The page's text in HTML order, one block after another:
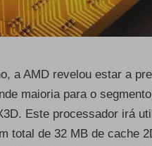
a AMD revelou estar a
maioria para o
Este processador irá
total de 32 MB de cache